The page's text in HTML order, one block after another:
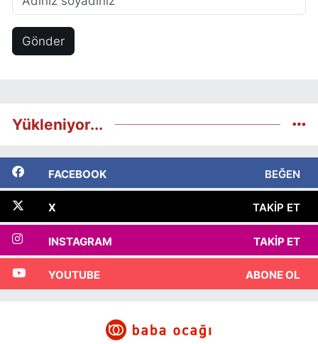
Gönder
Yükleniyor...
FACEBOOK BEĞEN
X TAKIP ET
INSTAGRAM TAKIP ET
YOUTUBE ABONE OL